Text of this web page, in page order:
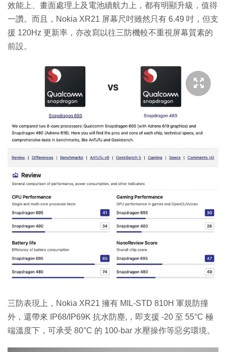
效能上、畫面處理上及電池續航力上，都有明顯升級，值得
一讚。而且，Nokia XR21 屏幕尺吋雖然只有 6.49 吋，但支
援 120Hz 更新率，亦改寫以往三防機較不重視屏幕質素的
前設。
三防表現上，Nokia XR21 擁有 MIL-STD 810H 軍規防撞
外，還帶來 IP68/IP69K 抗水防塵,，即支援 -20 至 55°C 極
端溫度下，可承受 80°C 的 100-bar 水壓操作等惡劣環境。